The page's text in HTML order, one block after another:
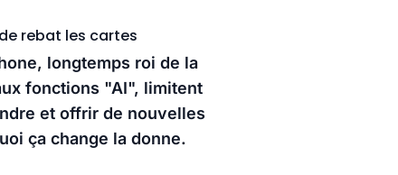
rebat les cartes
longtemps roi de la
fonctions "AI", limitent
et offrir de nouvelles
ça change la donne.